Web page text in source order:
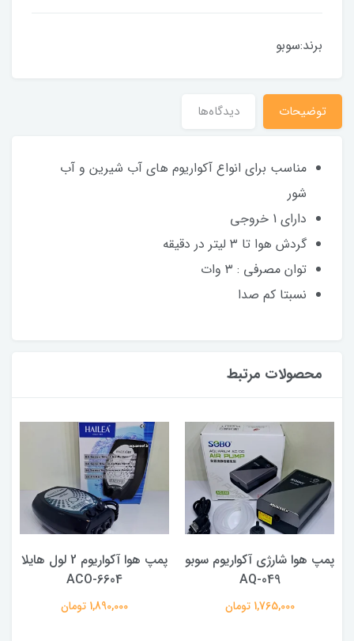
برند:سوبو
توضیحات دیدگاه‌ها
مناسب برای انواع آکواریوم های آب شیرین و آب
شور
دارای 1 خروجی
گردش هوا تا ۳ لیتر در دقیقه
توان مصرفی : ۳ وات
نسبتا کم صدا
محصولات مرتبط
پمپ هوا شارژی آکواریوم سوبو
AQ-049
1,765,000 تومان
پمپ هوا آکواریوم 2 لول هایلا
ACO-6604
1,890,000 تومان